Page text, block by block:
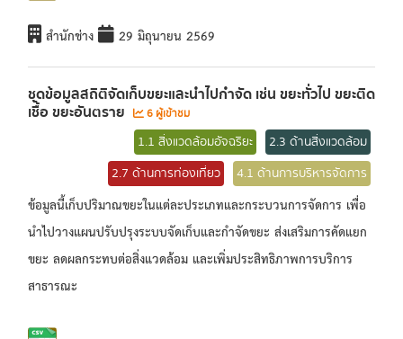
สำนักช่าง 29 มิถุนายน 2569
ชุดข้อมูลสถิติจัดเก็บขยะและนำไปกำจัด เช่น ขยะทั่วไป ขยะติด
เชื้อ ขยะอันตราย 6 ผู้เข้าชม
1.1 สิ่งแวดล้อมอัจฉริยะ
2.3 ด้านสิ่งแวดล้อม
2.7 ด้านการท่องเที่ยว
4.1 ด้านการบริหารจัดการ
ข้อมูลนี้เก็บปริมาณขยะในแต่ละประเภทและกระบวนการจัดการ เพื่อ
นำไปวางแผนปรับปรุงระบบจัดเก็บและกำจัดขยะ ส่งเสริมการคัดแยก
ขยะ ลดผลกระทบต่อสิ่งแวดล้อม และเพิ่มประสิทธิภาพการบริการ
สาธารณะ